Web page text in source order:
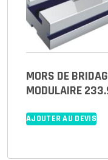
MORS DE
MODULAIRE
AJOUTER AU DEVIS